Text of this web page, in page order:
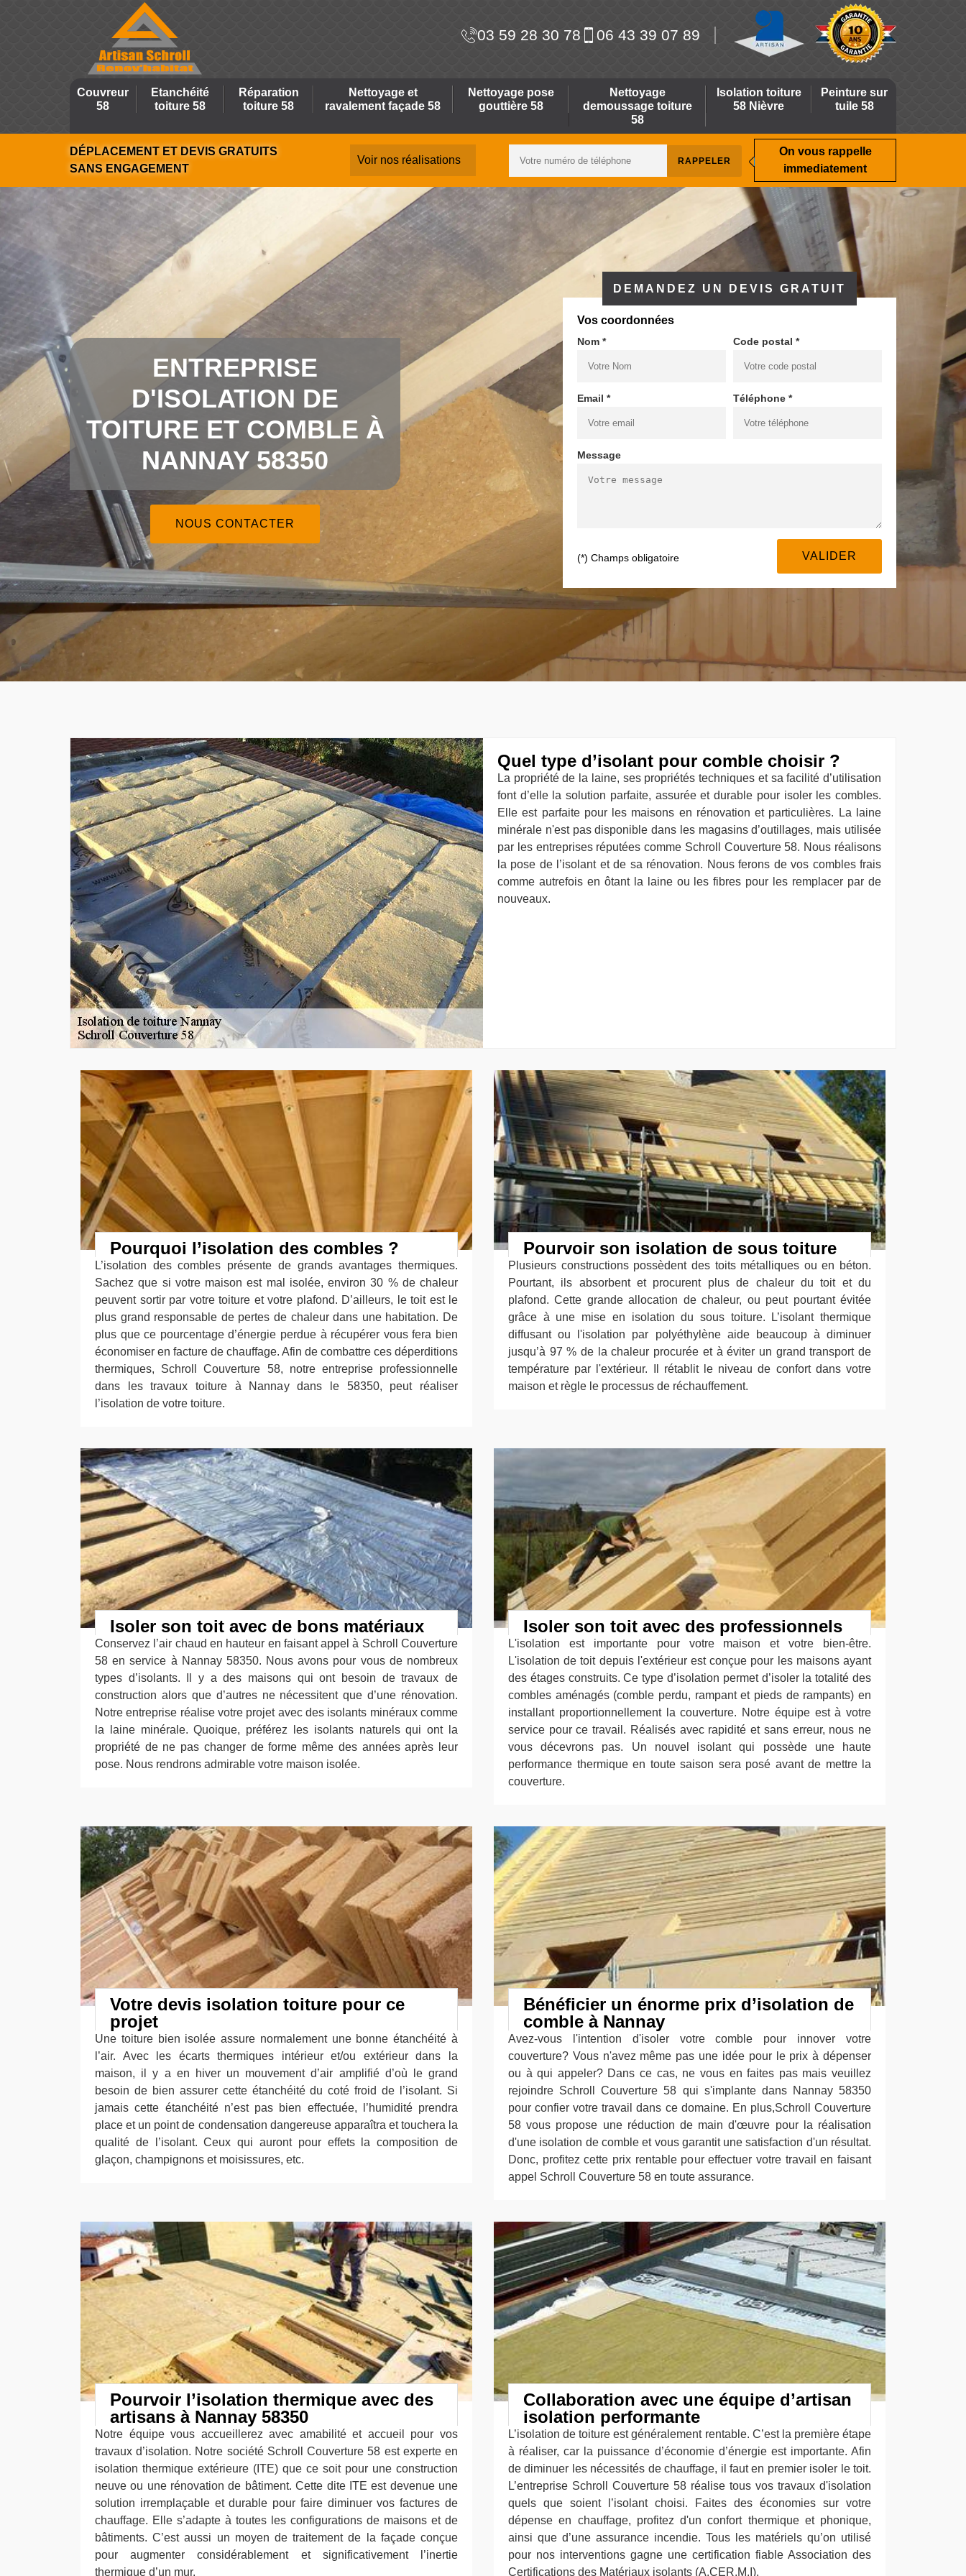
03 59 28 30 78 06 43 39 07 89
Couvreur
58
Etanchéité
toiture 58
Réparation
toiture 58
Nettoyage et
ravalement façade 58
Nettoyage pose
gouttière 58
Nettoyage
demoussage toiture
58
Isolation toiture
58 Nièvre
Peinture sur
tuile 58
DÉPLACEMENT ET DEVIS GRATUITS
SANS ENGAGEMENT
Voir nos réalisations
On vous rappelle
immediatement
ENTREPRISE
D'ISOLATION DE
TOITURE ET COMBLE À
NANNAY 58350
NOUS CONTACTER
DEMANDEZ UN DEVIS GRATUIT
Vos coordonnées
Nom * Code postal *
Email * Téléphone *
Message
(*) Champs obligatoire
Quel type d’isolant pour comble choisir ?
La propriété de la laine, ses propriétés techniques et sa facilité d’utilisation
font d’elle la solution parfaite, assurée et durable pour isoler les combles.
Elle est parfaite pour les maisons en rénovation et particulières. La laine
minérale n'est pas disponible dans les magasins d’outillages, mais utilisée
par les entreprises réputées comme Schroll Couverture 58. Nous réalisons
la pose de l’isolant et de sa rénovation. Nous ferons de vos combles frais
comme autrefois en ôtant la laine ou les fibres pour les remplacer par de
nouveaux.
Pourquoi l’isolation des combles ?
L’isolation des combles présente de grands avantages thermiques.
Sachez que si votre maison est mal isolée, environ 30 % de chaleur
peuvent sortir par votre toiture et votre plafond. D’ailleurs, le toit est le
plus grand responsable de pertes de chaleur dans une habitation. De
plus que ce pourcentage d’énergie perdue à récupérer vous fera bien
économiser en facture de chauffage. Afin de combattre ces déperditions
thermiques, Schroll Couverture 58, notre entreprise professionnelle
dans les travaux toiture à Nannay dans le 58350, peut réaliser
l’isolation de votre toiture.
Pourvoir son isolation de sous toiture
Plusieurs constructions possèdent des toits métalliques ou en béton.
Pourtant, ils absorbent et procurent plus de chaleur du toit et du
plafond. Cette grande allocation de chaleur, ou peut pourtant évitée
grâce à une mise en isolation du sous toiture. L’isolant thermique
diffusant ou l'isolation par polyéthylène aide beaucoup à diminuer
jusqu’à 97 % de la chaleur procurée et à éviter un grand transport de
température par l'extérieur. Il rétablit le niveau de confort dans votre
maison et règle le processus de réchauffement.
Isoler son toit avec de bons matériaux
Conservez l’air chaud en hauteur en faisant appel à Schroll Couverture
58 en service à Nannay 58350. Nous avons pour vous de nombreux
types d’isolants. Il y a des maisons qui ont besoin de travaux de
construction alors que d’autres ne nécessitent que d’une rénovation.
Notre entreprise réalise votre projet avec des isolants minéraux comme
la laine minérale. Quoique, préférez les isolants naturels qui ont la
propriété de ne pas changer de forme même des années après leur
pose. Nous rendrons admirable votre maison isolée.
Isoler son toit avec des professionnels
L'isolation est importante pour votre maison et votre bien-être.
L'isolation de toit depuis l'extérieur est conçue pour les maisons ayant
des étages construits. Ce type d’isolation permet d’isoler la totalité des
combles aménagés (comble perdu, rampant et pieds de rampants) en
installant proportionnellement la couverture. Notre équipe est à votre
service pour ce travail. Réalisés avec rapidité et sans erreur, nous ne
vous décevrons pas. Un nouvel isolant qui possède une haute
performance thermique en toute saison sera posé avant de mettre la
couverture.
Votre devis isolation toiture pour ce
projet
Une toiture bien isolée assure normalement une bonne étanchéité à
l’air. Avec les écarts thermiques intérieur et/ou extérieur dans la
maison, il y a en hiver un mouvement d’air amplifié d’où le grand
besoin de bien assurer cette étanchéité du coté froid de l’isolant. Si
jamais cette étanchéité n’est pas bien effectuée, l’humidité prendra
place et un point de condensation dangereuse apparaîtra et touchera la
qualité de l’isolant. Ceux qui auront pour effets la composition de
glaçon, champignons et moisissures, etc.
Bénéficier un énorme prix d’isolation de
comble à Nannay
Avez-vous l'intention d'isoler votre comble pour innover votre
couverture? Vous n'avez même pas une idée pour le prix à dépenser
ou à qui appeler? Dans ce cas, ne vous en faites pas mais veuillez
rejoindre Schroll Couverture 58 qui s'implante dans Nannay 58350
pour confier votre travail dans ce domaine. En plus,Schroll Couverture
58 vous propose une réduction de main d'œuvre pour la réalisation
d'une isolation de comble et vous garantit une satisfaction d'un résultat.
Donc, profitez cette prix rentable pour effectuer votre travail en faisant
appel Schroll Couverture 58 en toute assurance.
Pourvoir l’isolation thermique avec des
artisans à Nannay 58350
Notre équipe vous accueillerez avec amabilité et accueil pour vos
travaux d’isolation. Notre société Schroll Couverture 58 est experte en
isolation thermique extérieure (ITE) que ce soit pour une construction
neuve ou une rénovation de bâtiment. Cette dite ITE est devenue une
solution irremplaçable et durable pour faire diminuer vos factures de
chauffage. Elle s’adapte à toutes les configurations de maisons et de
bâtiments. C’est aussi un moyen de traitement de la façade conçue
pour augmenter considérablement et significativement l’inertie
thermique d’un mur.
Collaboration avec une équipe d’artisan
isolation performante
L’isolation de toiture est généralement rentable. C’est la première étape
à réaliser, car la puissance d’économie d’énergie est importante. Afin
de diminuer les nécessités de chauffage, il faut en premier isoler le toit.
L’entreprise Schroll Couverture 58 réalise tous vos travaux d'isolation
quels que soient l’isolant choisi. Faites des économies sur votre
dépense en chauffage, profitez d'un confort thermique et phonique,
ainsi que d’une assurance incendie. Tous les matériels qu’on utilisé
pour nos interventions gagne une certification fiable Association des
Certifications des Matériaux isolants (A.CER.M.I).